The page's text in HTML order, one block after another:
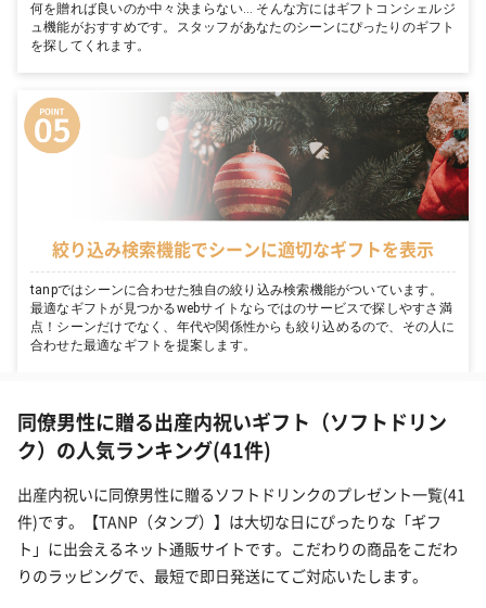
何を贈れば良いのか中々決まらない… そんな方にはギフトコンシェルジ
ュ機能がおすすめです。スタッフがあなたのシーンにぴったりのギフト
を探してくれます。
絞り込み検索機能でシーンに適切なギフトを表示
tanpではシーンに合わせた独自の絞り込み検索機能がついています。
最適なギフトが見つかるwebサイトならではのサービスで探しやすさ満
点！シーンだけでなく、年代や関係性からも絞り込めるので、その人に
合わせた最適なギフトを提案します。
同僚男性に贈る出産内祝いギフト（ソフトドリン
ク）の人気ランキング(41件)
出産内祝いに同僚男性に贈るソフトドリンクのプレゼント一覧(41
件)です。【TANP（タンプ）】は大切な日にぴったりな「ギフ
ト」に出会えるネット通販サイトです。こだわりの商品をこだわ
りのラッピングで、最短で即日発送にてご対応いたします。